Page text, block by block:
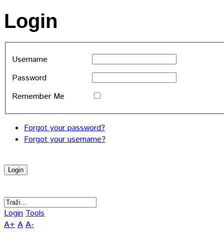
Login
Username
Password
Remember Me
Forgot your password?
Forgot your username?
Login Tools
A+ A A-